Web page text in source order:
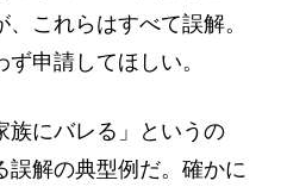
これらはすべて誤解。
申請してほしい。
にバレる」というの
誤解の典型例だ。確かに